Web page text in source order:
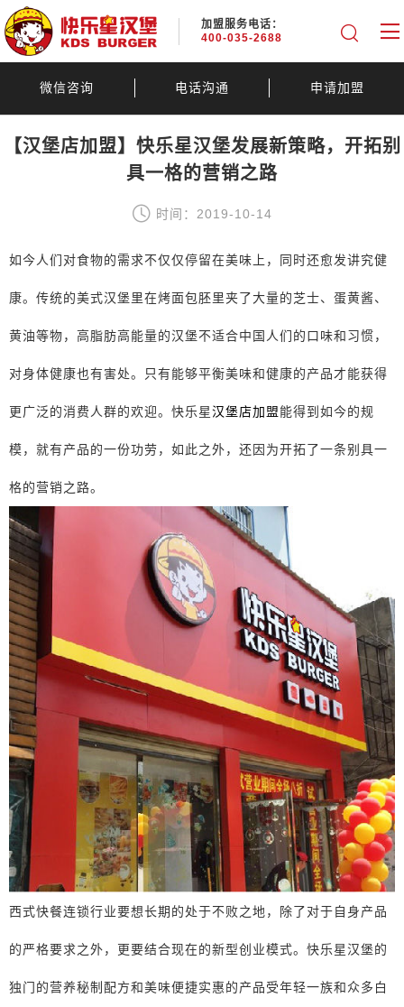
加盟服务电话：
400-035-2688
微信咨询 电话沟通 申请加盟
【汉堡店加盟】快乐星汉堡发展新策略，开拓别
具一格的营销之路
时间：2019-10-14
如今人们对食物的需求不仅仅停留在美味上，同时还愈发讲究健
康。传统的美式汉堡里在烤面包胚里夹了大量的芝士、蛋黄酱、
黄油等物，高脂肪高能量的汉堡不适合中国人们的口味和习惯，
对身体健康也有害处。只有能够平衡美味和健康的产品才能获得
更广泛的消费人群的欢迎。快乐星汉堡店加盟能得到如今的规
模，就有产品的一份功劳，如此之外，还因为开拓了一条别具一
格的营销之路。
西式快餐连锁行业要想长期的处于不败之地，除了对于自身产品
的严格要求之外，更要结合现在的新型创业模式。快乐星汉堡的
独门的营养秘制配方和美味便捷实惠的产品受年轻一族和众多白